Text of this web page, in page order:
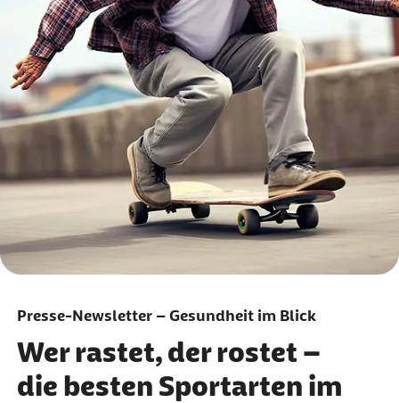
Presse-Newsletter – Gesundheit im Blick
Wer rastet, der rostet –
die besten Sportarten im